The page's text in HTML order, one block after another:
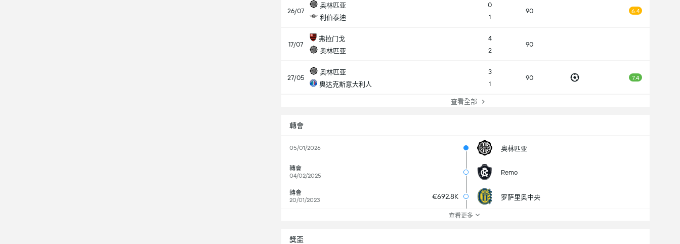
26/07
奥林匹亚
利伯泰迪
0
1
90 6.4
17/07
弗拉门戈
奥林匹亚
4
2
90
27/05
奥林匹亚
奥达克斯意大利人
3
1
90 7.4
查看全部
轉會
05/01/2026 奥林匹亚
轉會
04/02/2025
Remo
轉會
20/01/2023
€692.8K 罗萨里奥中央
查看更多
獎盃